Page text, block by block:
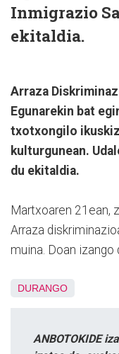
Inmigrazio
ekitaldia.
Arraza
Egunarekin bat
txotxongilo
kulturgunean.
du ekitaldia.
Martxoaren 21ean,
Arraza
muina. Doan izango
DURANGO
ANBOTOKIDE